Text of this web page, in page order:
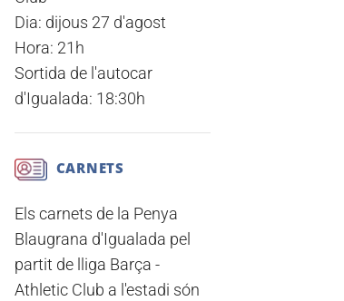
Dia: dijous 27 d'agost
Hora: 21h
Sortida de l'autocar
d'Igualada: 18:30h
CARNETS
Els carnets de la Penya
Blaugrana d'Igualada pel
partit de lliga Barça -
Athletic Club a l'estadi són